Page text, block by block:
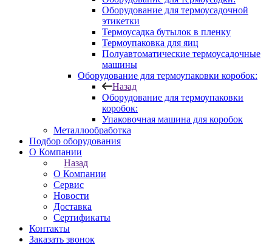
Оборудование для термоусадочной
этикетки
Термоусадка бутылок в пленку
Термоупаковка для яиц
Полуавтоматические термоусадочные
машины
Оборудование для термоупаковки коробок:
Назад
Оборудование для термоупаковки
коробок:
Упаковочная машина для коробок
Металлообработка
Подбор оборудования
О Компании
Назад
О Компании
Сервис
Новости
Доставка
Сертификаты
Контакты
Заказать звонок